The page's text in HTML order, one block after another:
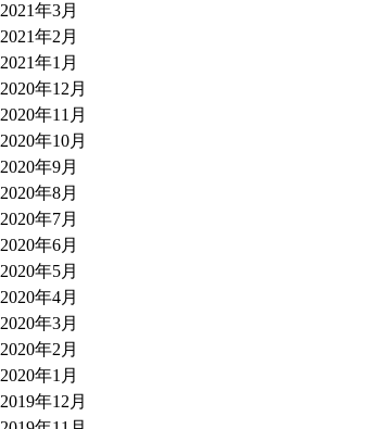
2021年3月
2021年2月
2021年1月
2020年12月
2020年11月
2020年10月
2020年9月
2020年8月
2020年7月
2020年6月
2020年5月
2020年4月
2020年3月
2020年2月
2020年1月
2019年12月